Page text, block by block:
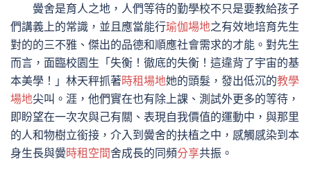
黌舍是育人之地，人們等待的勤學校不只是要教給孩子
們講義上的常識，並且應當能行瑜伽場地之有效地培育先生
對的的三不雅、傑出的品德和順應社會需求的才能。對先生
而言，面臨校園生「失衡！徹底的失衡！這違背了宇宙的基
本美學！」林天秤抓著時租場地她的頭髮，發出低沉的教學
場地尖叫。涯，他們實在也有除上課、測試外更多的等待，
即盼望在一次次與己有關、表現自我價值的運動中，與那里
的人和物樹立銜接，介入到黌舍的扶植之中，感觸感染到本
身生長與黌時租空間舍成長的同頻分享共振。